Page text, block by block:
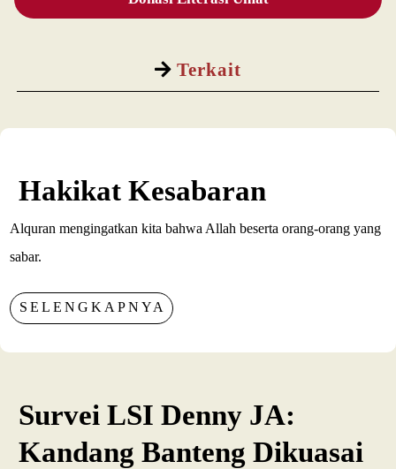
Terkait
Hakikat Kesabaran
Alquran mengingatkan kita bahwa Allah beserta orang-orang yang
sabar.
SELENGKAPNYA
Survei LSI Denny JA:
Kandang Banteng Dikuasai